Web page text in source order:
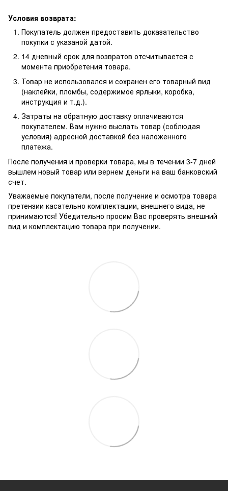
Условия возврата:
Покупатель должен предоставить доказательство
покупки с указаной датой.
14 дневный срок для возвратов отсчитывается с
момента приобретения товара.
Товар не использовался и сохранен его товарный вид
(наклейки, пломбы, содержимое ярлыки, коробка,
инструкция и т.д.).
Затраты на обратную доставку оплачиваются
покупателем. Вам нужно выслать товар (соблюдая
условия) адресной доставкой без наложенного
платежа.
После получения и проверки товара, мы в течении 3-7 дней
вышлем новый товар или вернем деньги на ваш банковский
счет.
Уважаемые покупатели, после получение и осмотра товара
претензии касательно комплектации, внешнего вида, не
принимаются! Убедительно просим Вас проверять внешний
вид и комплектацию товара при получении.